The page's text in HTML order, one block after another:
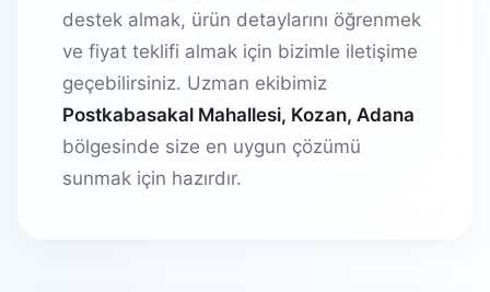
destek almak, ürün detaylarını öğrenmek
ve fiyat teklifi almak için bizimle iletişime
geçebilirsiniz. Uzman ekibimiz
Postkabasakal Mahallesi, Kozan, Adana
bölgesinde size en uygun çözümü
sunmak için hazırdır.